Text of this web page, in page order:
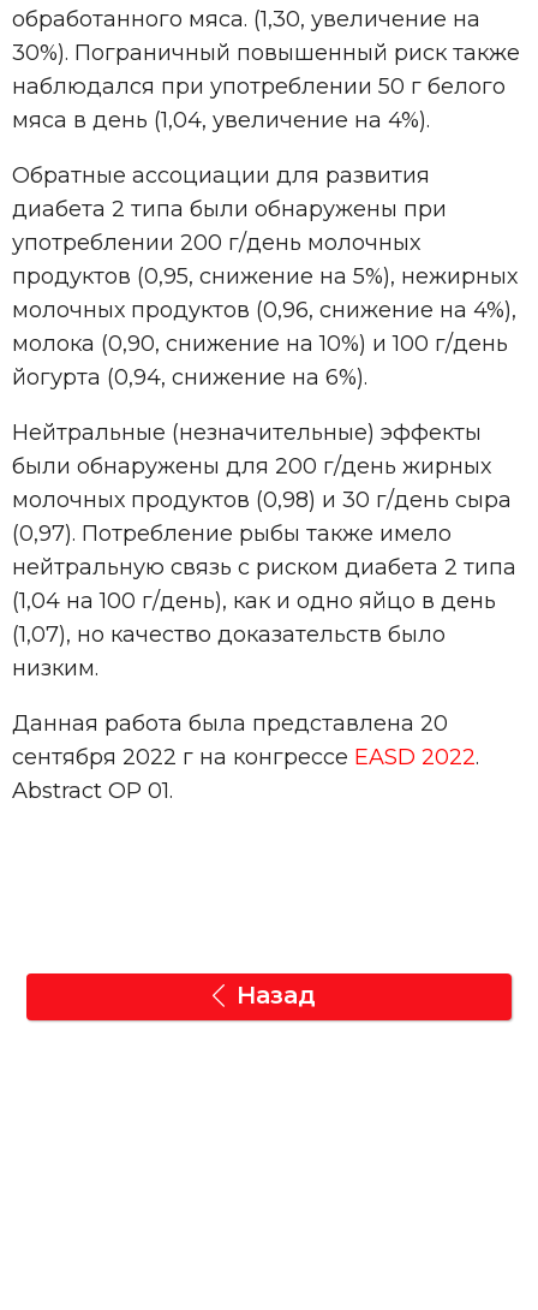
обработанного мяса. (1,30, увеличение на
30%). Пограничный повышенный риск также
наблюдался при употреблении 50 г белого
мяса в день (1,04, увеличение на 4%).
Обратные ассоциации для развития
диабета 2 типа были обнаружены при
употреблении 200 г/день молочных
продуктов (0,95, снижение на 5%), нежирных
молочных продуктов (0,96, снижение на 4%),
молока (0,90, снижение на 10%) и 100 г/день
йогурта (0,94, снижение на 6%).
Нейтральные (незначительные) эффекты
были обнаружены для 200 г/день жирных
молочных продуктов (0,98) и 30 г/день сыра
(0,97). Потребление рыбы также имело
нейтральную связь с риском диабета 2 типа
(1,04 на 100 г/день), как и одно яйцо в день
(1,07), но качество доказательств было
низким.
Данная работа была представлена 20
сентября 2022 г на конгрессе ЕASD 2022.
Abstract OP 01.
Назад